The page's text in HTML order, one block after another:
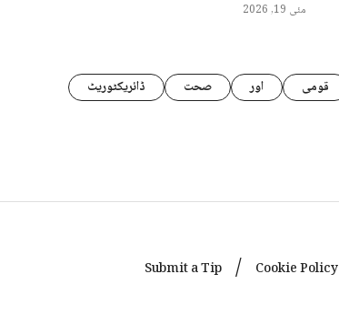
مئی 19, 2026
قومی اور صحت
ڈائریکٹوریٹ
Cookie Policy
Submit a Tip